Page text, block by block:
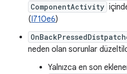
ComponentActivity
(I710e6)
neden olan sorunlar
Yalnızca en son